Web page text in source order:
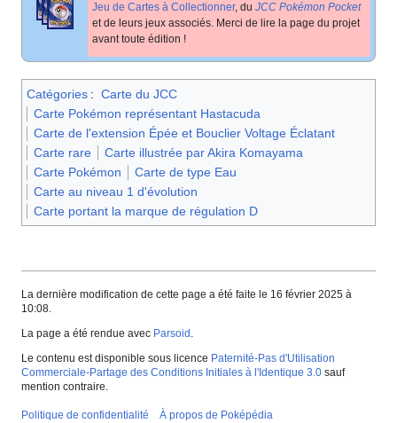
Jeu de Cartes à Collectionner, du JCC Pokémon Pocket
et de leurs jeux associés. Merci de lire la page du projet
avant toute édition !
Catégories : Carte du JCC
Carte Pokémon représentant Hastacuda
Carte de l'extension Épée et Bouclier Voltage Éclatant
Carte rare
Carte illustrée par Akira Komayama
Carte Pokémon
Carte de type Eau
Carte au niveau 1 d'évolution
Carte portant la marque de régulation D
La dernière modification de cette page a été faite le 16 février 2025 à
10:08.
La page a été rendue avec Parsoid .
Le contenu est disponible sous licence Paternité-Pas d'Utilisation
Commerciale-Partage des Conditions Initiales à l'Identique 3.0 sauf
mention contraire.
Politique de confidentialité À propos de Poképédia